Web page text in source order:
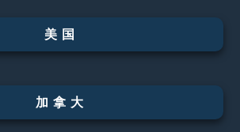
美国
加拿大